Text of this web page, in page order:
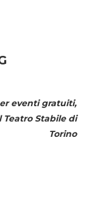
eventi gratuiti,
Teatro Stabile di
Torino